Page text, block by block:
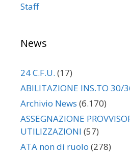
Staff
News
24 C.F.U. (17)
ABILITAZIONE INS.TO 30/
Archivio News (6.170)
ASSEGNAZIONE
UTILIZZAZIONI (57)
ATA non di ruolo (278)